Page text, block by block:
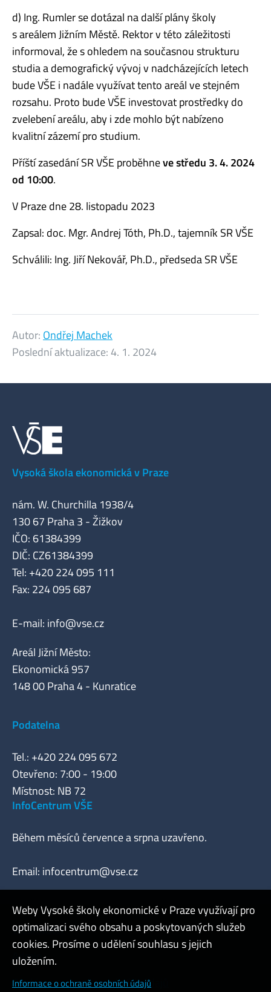
d) Ing. Rumler se dotázal na další plány školy
s areálem Jižním Městě. Rektor v této záležitosti
informoval, že s ohledem na současnou strukturu
studia a demografický vývoj v nadcházejících letech
bude VŠE i nadále využívat tento areál ve stejném
rozsahu. Proto bude VŠE investovat prostředky do
zvelebení areálu, aby i zde mohlo být nabízeno
kvalitní zázemí pro studium.
Příští zasedání SR VŠE proběhneve středu 3. 4. 2024
od 10:00.
V Praze dne 28. listopadu 2023
Zapsal: doc. Mgr. Andrej Tóth, Ph.D., tajemník SR VŠE
Schválili: Ing. Jiří Nekovář, Ph.D., předseda SR VŠE
Autor: Ondřej Machek
Poslední aktualizace:4. 1. 2024
Vysoká škola ekonomická v Praze
nám. W. Churchilla 1938/4
130 67 Praha 3 - Žižkov
IČO: 61384399
DIČ: CZ61384399
Tel: +420 224 095 111
Fax: 224 095 687
E-mail: info@vse.cz
Areál Jižní Město:
Ekonomická 957
148 00 Praha 4 - Kunratice
Podatelna
Tel.: +420 224 095 672
Otevřeno: 7:00 - 19:00
Místnost: NB 72
InfoCentrum VŠE
Během měsíců července a srpna uzavřeno.
Email: infocentrum@vse.cz
Webmaster
Admin
Cookies a ochrana osobních údajů
Weby Vysoké školy ekonomické v Praze využívají pro
optimalizaci svého obsahu a poskytovaných služeb
cookies. Prosíme o udělení souhlasu s jejich
uložením.
Informace o ochraně osobních údajů